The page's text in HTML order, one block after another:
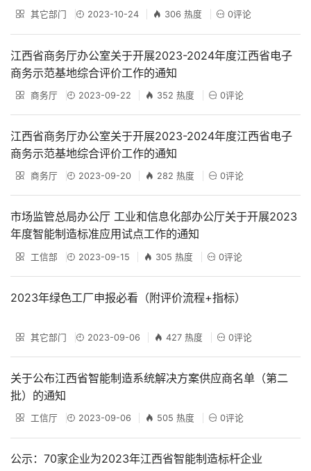
其它部门 2023-10-24 306 热度 0评论
江西省商务厅办公室关于开展2023-2024年度江西省电子
商务示范基地综合评价工作的通知
商务厅 2023-09-22 352 热度 0评论
江西省商务厅办公室关于开展2023-2024年度江西省电子
商务示范基地综合评价工作的通知
商务厅 2023-09-20 282 热度 0评论
市场监管总局办公厅 工业和信息化部办公厅关于开展2023
年度智能制造标准应用试点工作的通知
工信部 2023-09-15 305 热度 0评论
2023年绿色工厂申报必看（附评价流程+指标）
其它部门 2023-09-06 427 热度 0评论
关于公布江西省智能制造系统解决方案供应商名单（第二
批）的通知
工信厅 2023-09-06 505 热度 0评论
公示：70家企业为2023年江西省智能制造标杆企业